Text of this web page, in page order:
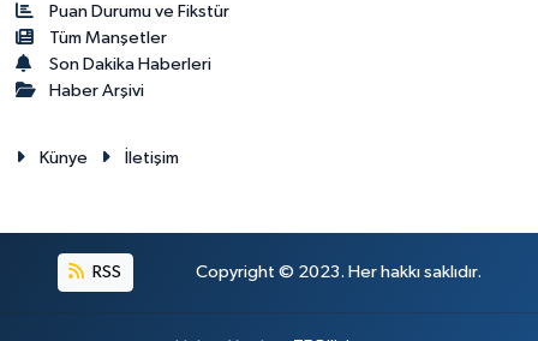
Puan Durumu ve Fikstür
Tüm Manşetler
Son Dakika Haberleri
Haber Arşivi
Künye İletişim
RSS Copyright © 2023. Her hakkı saklıdır.